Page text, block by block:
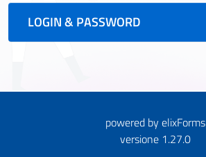
LOGIN & PASSWORD
powered by elixForms
versione 1.27.0